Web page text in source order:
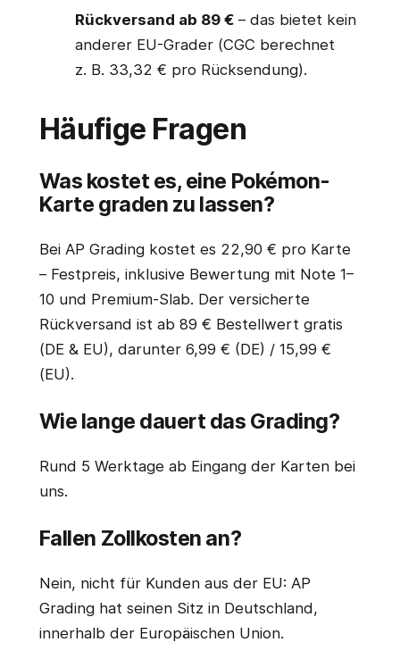
Rückversand ab 89 €– das bietet kein
anderer EU-Grader (CGC berechnet
z. B. 33,32 € pro Rücksendung).
Häufige Fragen
Was kostet es, eine Pokémon-
Karte graden zu lassen?
Bei AP Grading kostet es 22,90 € pro Karte
– Festpreis, inklusive Bewertung mit Note 1–
10 und Premium-Slab. Der versicherte
Rückversand ist ab 89 € Bestellwert gratis
(DE & EU), darunter 6,99 € (DE) / 15,99 €
(EU).
Wie lange dauert das Grading?
Rund 5 Werktage ab Eingang der Karten bei
uns.
Fallen Zollkosten an?
Nein, nicht für Kunden aus der EU: AP
Grading hat seinen Sitz in Deutschland,
innerhalb der Europäischen Union.